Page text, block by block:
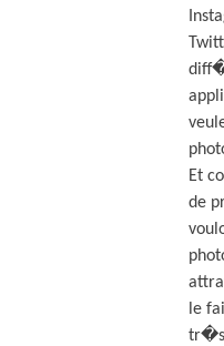
Et
de
le
tr�s